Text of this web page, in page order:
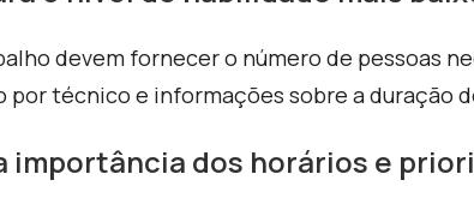
devem fornecer o número de pessoas
por técnico e informações sobre a duração
importância dos horários e